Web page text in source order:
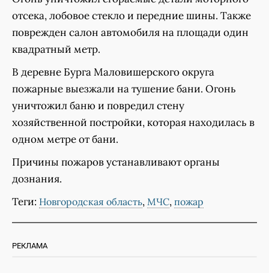
отсека, лобовое стекло и передние шины. Также
поврежден салон автомобиля на площади один
квадратный метр.
В деревне Бурга Маловишерского округа
пожарные выезжали на тушение бани. Огонь
уничтожил баню и повредил стену
хозяйственной постройки, которая находилась в
одном метре от бани.
Причины пожаров устанавливают органы
дознания.
Теги: Новгородская область, МЧС, пожар
РЕКЛАМА